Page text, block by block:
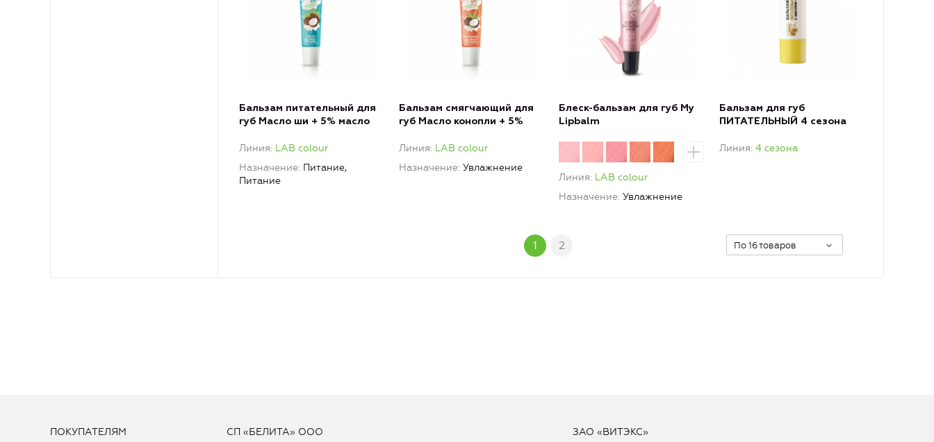
Бальзам питательный для
губ Масло ши + 5% масло
Линия LAB colour
Назначение Питание,
Питание
Бальзам смягчающий для
губ Масло конопли + 5%
Линия LAB colour
Назначение Увлажнение
Блеск-бальзам для губ My
Lipbalm
Линия LAB colour
Назначение Увлажнение
Бальзам для губ
ПИТАТЕЛЬНЫЙ 4 сезона
Линия 4 сезона
1 2 По 16 товаров
ПОКУПАТЕЛЯМ СП «БЕЛИТА» ООО ЗАО «ВИТЭКС»